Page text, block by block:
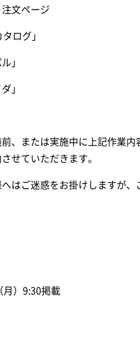
文ページ
ログ」
」
」
前、または実施中に上記作業
せていただきます。
はご迷惑をお掛けしますが
月）9:30掲載